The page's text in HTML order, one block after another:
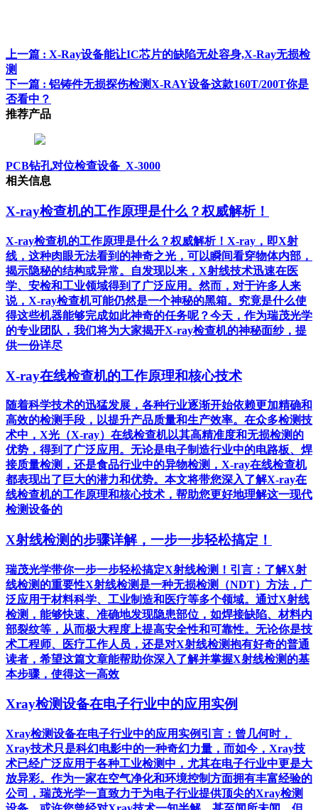
上一篇 : X-Ray设备能让IC芯片的缺陷无处容身,X-Ray无损检
测
下一篇 : 铝铸件无损探伤检测X-RAY设备这款160T/200T你是
否看中？
推荐产品
PCB钻孔对位检查设备_X-3000
相关信息
X-ray检查机的工作原理是什么？权威解析！
X-ray检查机的工作原理是什么？权威解析！X-ray，即X射
线，这种肉眼无法看到的神奇之光，可以瞬间看穿物体内部，
揭示隐秘的结构或异常。自发现以来，X射线技术迅速在医
学、安检和工业领域得到了广泛应用。然而，对于许多人来
说，X-ray检查机可能仍然是一个神秘的黑箱。究竟是什么使
得这些机器能够完成如此神奇的任务呢？今天，作为瑞茂光学
的专业团队，我们将为大家揭开X-ray检查机的神秘面纱，提
供一份详尽
X-ray在线检查机的工作原理和核心技术
随着科学技术的迅猛发展，各种行业逐渐开始依赖更加精确和
高效的检测手段，以提升产品质量和生产效率。在众多检测技
术中，X光（X-ray）在线检查机以其高精准度和无损检测的
优势，得到了广泛应用。无论是电子制造行业中的电路板、焊
接质量检测，还是食品行业中的异物检测，X-ray在线检查机
都表现出了巨大的潜力和优势。本文将带您深入了解X-ray在
线检查机的工作原理和核心技术，帮助您更好地理解这一现代
检测设备的
X射线检测的步骤详解，一步一步轻松搞定！
瑞茂光学带你一步一步轻松搞定X射线检测！引言：了解X射
线检测的重要性X射线检测是一种无损检测（NDT）方法，广
泛应用于材料科学、工业制造和医疗等多个领域。通过X射线
检测，能够快速、准确地发现隐患部位，如焊接缺陷、材料内
部裂纹等，从而极大程度上提高安全性和可靠性。无论你是技
术工程师、医疗工作人员，还是对X射线检测抱有好奇的普通
读者，希望这篇文章能帮助你深入了解并掌握X射线检测的基
本步骤，使得这一高效
Xray检测设备在电子行业中的应用实例
Xray检测设备在电子行业中的应用实例引言：曾几何时，
Xray技术只是科幻电影中的一种奇幻力量，而如今，Xray技
术已经广泛应用于各种工业检测中，尤其在电子行业中更是大
放异彩。作为一家在空气净化和环境控制方面拥有丰富经验的
公司，瑞茂光学一直致力于为电子行业提供顶尖的Xray检测